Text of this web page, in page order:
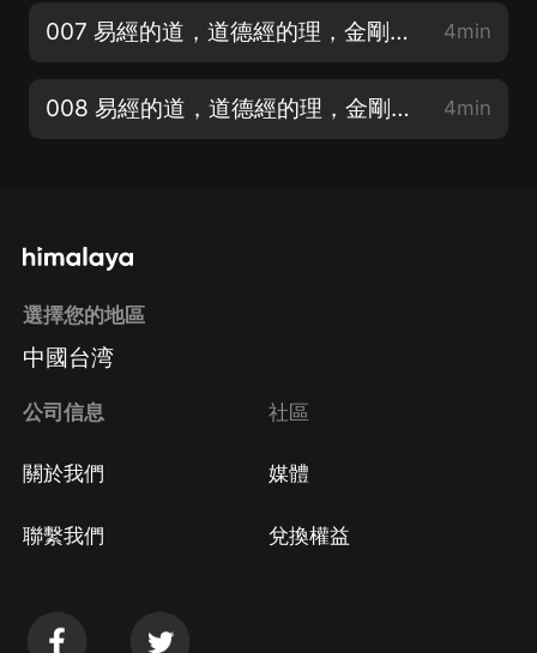
007 易經的道，道德經的理，金剛經的法 當隱忍時則隱忍，當退避時不猶豫1 4min
008 易經的道，道德經的理，金剛經的法 當隱忍時則隱忍，當退避時不猶豫2 4min
選擇您的地區
中國台湾
公司信息
關於我們
聯繫我們
社區
媒體
兌換權益